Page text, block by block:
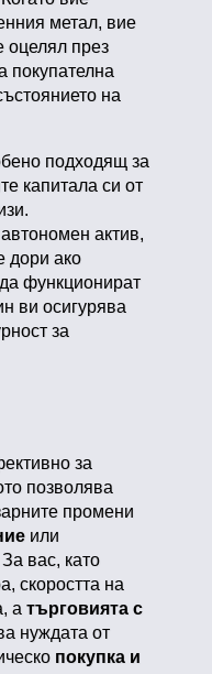
метал, вие
оцелял през
покупателна
на
подходящ за
капитала си от
актив,
дори ако
функционират
ви осигурява
за
за
позволява
промени
или
За вас, като
скоростта на
а търговията с
нуждата от
покупка и